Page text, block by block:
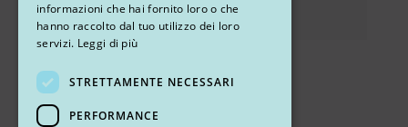
Ci trovi
informazioni che hai fornito loro o che
hanno raccolto dal tuo utilizzo dei loro
servizi. Leggi di più
STRETTAMENTE NECESSARI
PERFORMANCE